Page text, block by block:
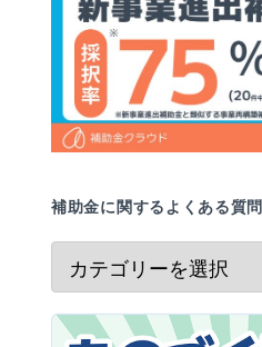
補助金に関するよくある質問